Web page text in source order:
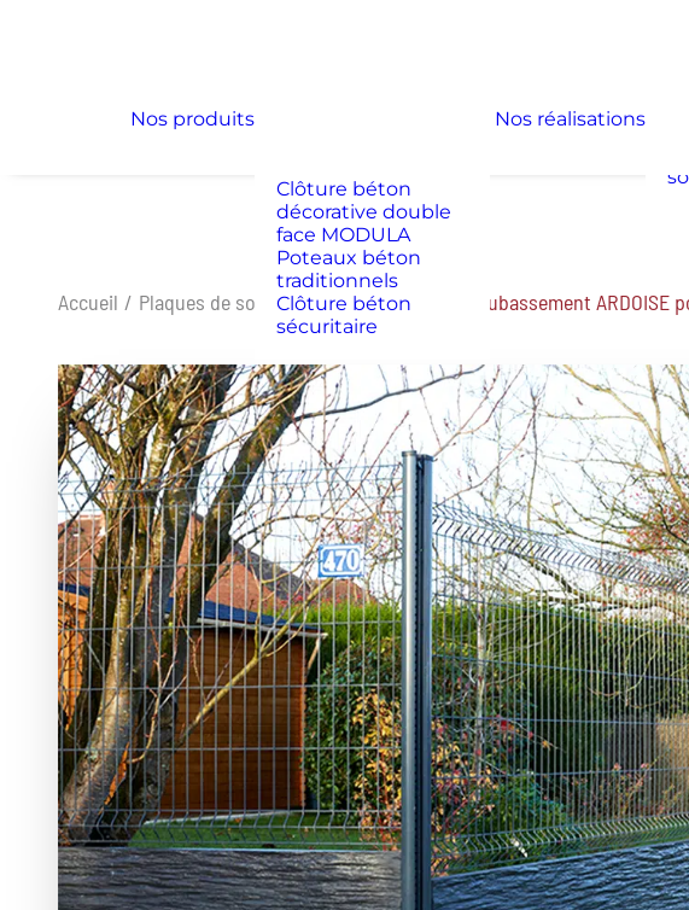
Nos produits
Clôture béton
décorative double
face MODULA
Poteaux béton
traditionnels
Clôture béton
sécuritaire
Nos réalisations
Accueil Plaques de soubassement Plaque de soubassement ARDOISE